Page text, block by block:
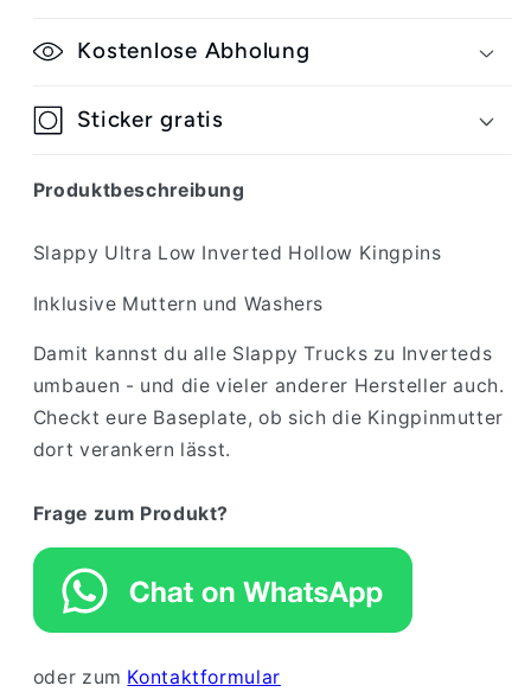
Kostenlose Abholung
Sticker gratis
Produktbeschreibung
Slappy Ultra Low Inverted Hollow Kingpins
Inklusive Muttern und Washers
Damit kannst du alle Slappy Trucks zu Inverteds
umbauen - und die vieler anderer Hersteller auch.
Checkt eure Baseplate, ob sich die Kingpinmutter
dort verankern lässt.
Frage zum Produkt?
oder zum Kontaktformular